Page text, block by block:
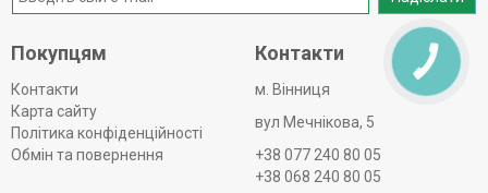
Покупцям
Контакти
Карта сайту
Політика конфіденційності
Обмін та повернення
Контакти
м. Вінниця
вул Мечнікова, 5
+38 077 240 80 05
+38 068 240 80 05
КНОПКА
ЗВ'ЯЗКУ